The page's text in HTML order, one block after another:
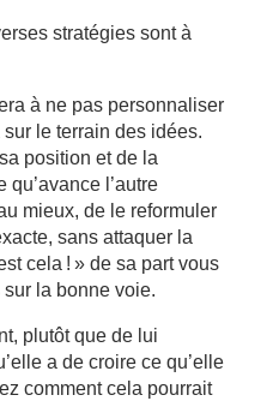
stratégies sont à
à ne pas personnaliser
le terrain des idées.
position et de la
l’autre
mieux, de le reformuler
sans attaquer la
cela ! » de sa part vous
la bonne voie.
plutôt que de lui
a de croire ce qu’elle
comment cela pourrait